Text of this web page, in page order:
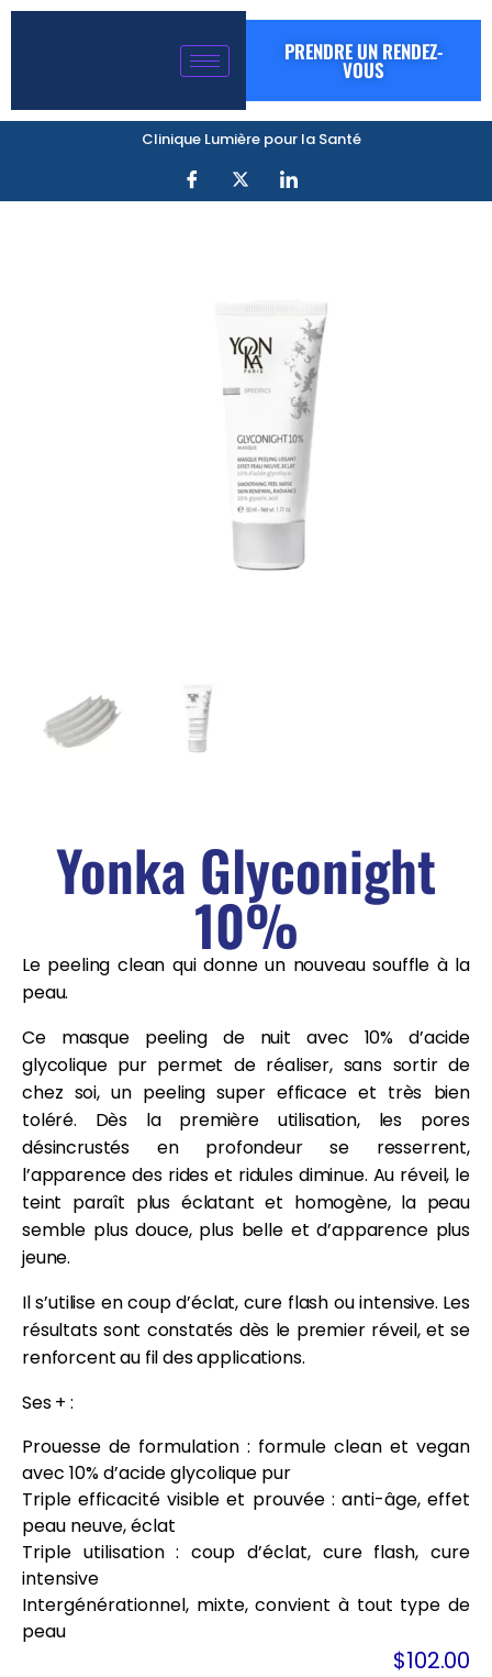
PRENDRE UN RENDEZ-
VOUS
Clinique Lumière pour la Santé
Yonka Glyconight
10%
Le peeling clean qui donne un nouveau souffle à la
peau.
Ce masque peeling de nuit avec 10% d’acide
glycolique pur permet de réaliser, sans sortir de
chez soi, un peeling super efficace et très bien
toléré. Dès la première utilisation, les pores
désincrustés en profondeur se resserrent,
l’apparence des rides et ridules diminue. Au réveil, le
teint paraît plus éclatant et homogène, la peau
semble plus douce, plus belle et d’apparence plus
jeune.
Il s’utilise en coup d’éclat, cure flash ou intensive. Les
résultats sont constatés dès le premier réveil, et se
renforcent au fil des applications.
Ses + :
Prouesse de formulation : formule clean et vegan
avec 10% d’acide glycolique pur
Triple efficacité visible et prouvée : anti-âge, effet
peau neuve, éclat
Triple utilisation : coup d’éclat, cure flash, cure
intensive
Intergénérationnel, mixte, convient à tout type de
peau
$102.00